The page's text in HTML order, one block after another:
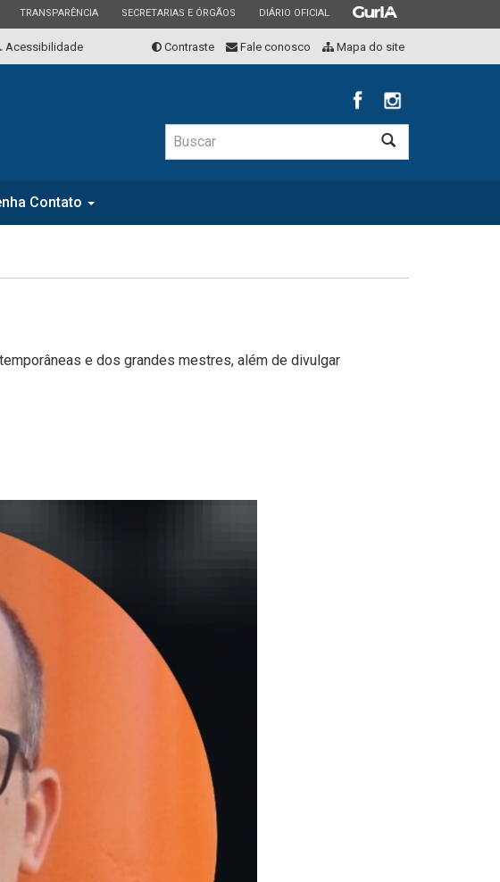
ESTADO
TRANSPARÊNCIA ESTADO
SECRETARIAS E ÓRGÃOS ESTADO
DIÁRIO OFICIAL ESTADO
Acessibilidade Contraste Fale conosco Mapa do site
Buscar
Contato
e dos grandes mestres, além de divulgar